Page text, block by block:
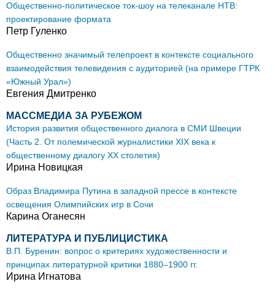
Общественно-политическое ток-шоу на телеканале НТВ:
проектирование формата
Петр Гуленко
Общественно значимый телепроект в контексте социального
взаимодействия телевидения с аудиторией (на примере ГТРК
«Южный Урал»)
Евгения Дмитренко
МАССМЕДИА ЗА РУБЕЖОМ
История развития общественного диалога в СМИ Швеции
(Часть 2. От полемической журналистики ХIХ века к
общественному диалогу ХХ столетия)
Ирина Новицкая
Образ Владимира Путина в западной прессе в контексте
освещения Олимпийских игр в Сочи
Карина Оганесян
ЛИТЕРАТУРА И ПУБЛИЦИСТИКА
В.П. Буренин: вопрос о критериях художественности и
принципах литературной критики 1880–1900 гг.
Ирина Игнатова